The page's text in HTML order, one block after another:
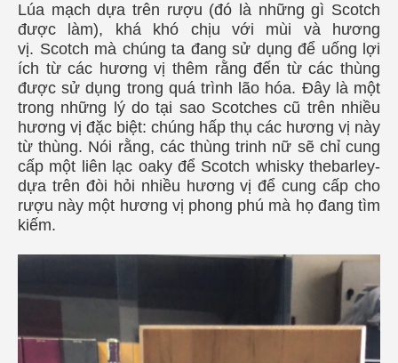
Lúa mạch dựa trên rượu (đó là những gì Scotch
được làm), khá khó chịu với mùi và hương
vị. Scotch mà chúng ta đang sử dụng để uống lợi
ích từ các hương vị thêm rằng đến từ các thùng
được sử dụng trong quá trình lão hóa. Đây là một
trong những lý do tại sao Scotches cũ trên nhiều
hương vị đặc biệt: chúng hấp thụ các hương vị này
từ thùng. Nói rằng, các thùng trinh nữ sẽ chỉ cung
cấp một liên lạc oaky để Scotch whisky thebarley-
dựa trên đòi hỏi nhiều hương vị để cung cấp cho
rượu này một hương vị phong phú mà họ đang tìm
kiếm.